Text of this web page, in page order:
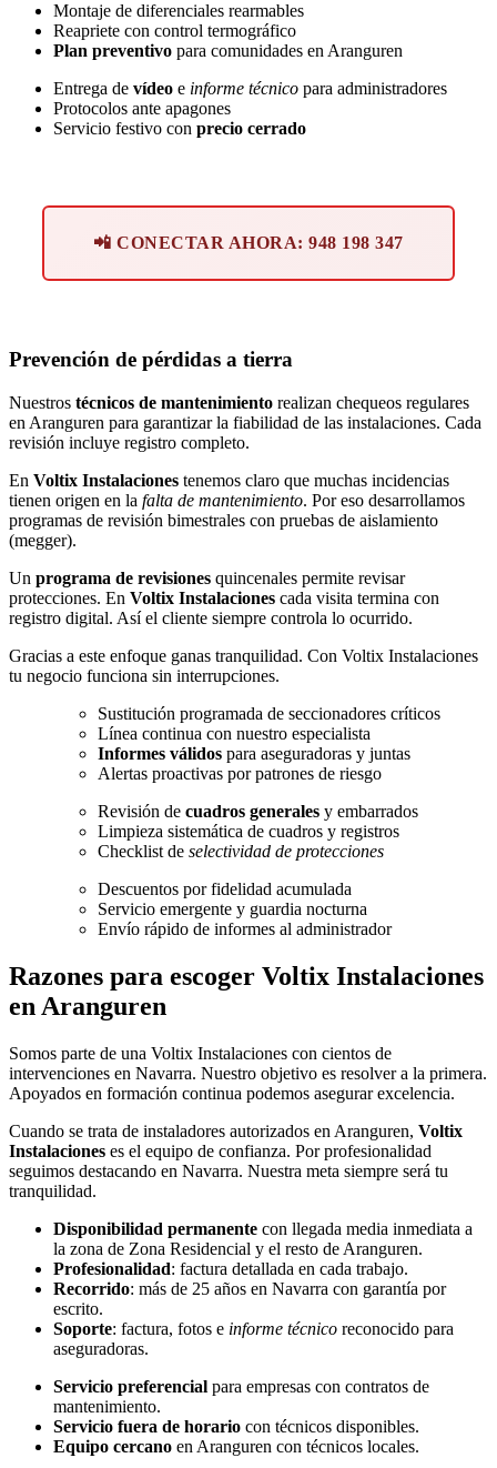
Montaje de diferenciales rearmables
Reapriete con control termográfico
Plan preventivo para comunidades en Aranguren
Entrega de vídeo e informe técnico para administradores
Protocolos ante apagones
Servicio festivo con precio cerrado
📲 CONECTAR AHORA: 948 198 347
Prevención de pérdidas a tierra
Nuestros técnicos de mantenimiento realizan chequeos regulares
en Aranguren para garantizar la fiabilidad de las instalaciones. Cada
revisión incluye registro completo.
En Voltix Instalaciones tenemos claro que muchas incidencias
tienen origen en la falta de mantenimiento. Por eso desarrollamos
programas de revisión bimestrales con pruebas de aislamiento
(megger).
Un programa de revisiones quincenales permite revisar
protecciones. En Voltix Instalaciones cada visita termina con
registro digital. Así el cliente siempre controla lo ocurrido.
Gracias a este enfoque ganas tranquilidad. Con Voltix Instalaciones
tu negocio funciona sin interrupciones.
Sustitución programada de seccionadores críticos
Línea continua con nuestro especialista
Informes válidos para aseguradoras y juntas
Alertas proactivas por patrones de riesgo
Revisión de cuadros generales y embarrados
Limpieza sistemática de cuadros y registros
Checklist de selectividad de protecciones
Descuentos por fidelidad acumulada
Servicio emergente y guardia nocturna
Envío rápido de informes al administrador
Razones para escoger Voltix Instalaciones
en Aranguren
Somos parte de una Voltix Instalaciones con cientos de
intervenciones en Navarra. Nuestro objetivo es resolver a la primera.
Apoyados en formación continua podemos asegurar excelencia.
Cuando se trata de instaladores autorizados en Aranguren, Voltix
Instalaciones es el equipo de confianza. Por profesionalidad
seguimos destacando en Navarra. Nuestra meta siempre será tu
tranquilidad.
Disponibilidad permanente con llegada media inmediata a
la zona de Zona Residencial y el resto de Aranguren.
Profesionalidad: factura detallada en cada trabajo.
Recorrido: más de 25 años en Navarra con garantía por
escrito.
Soporte: factura, fotos e informe técnico reconocido para
aseguradoras.
Servicio preferencial para empresas con contratos de
mantenimiento.
Servicio fuera de horario con técnicos disponibles.
Equipo cercano en Aranguren con técnicos locales.